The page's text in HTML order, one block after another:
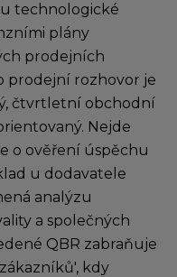
technologické
plány
prodejních
prodejní rozhovor je
čtvrtletní obchodní
Nejde
o ověření úspěchu
u dodavatele
analýzu
a společných
QBR zabraňuje
kdy